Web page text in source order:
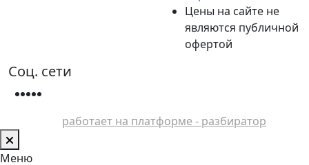
Цены на сайте не
являются публичной
офертой
Соц. сети
работает на платформе - разбиратор
Меню